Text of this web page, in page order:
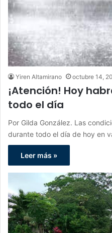
Yiren Altamirano octubre 14,
¡Atención! Hoy
todo el día
Por Gilda González. Las
durante todo el día de hoy en
Leer más »